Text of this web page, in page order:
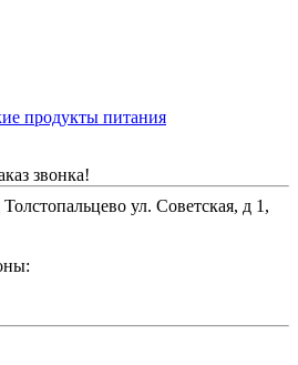
звонка!
ул. Советская, д 1,